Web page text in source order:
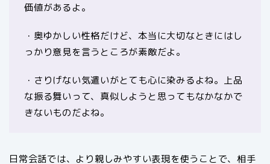
価値があるよ。
・奥ゆかしい性格だけど、本当に大切なときにはし
っかり意見を言うところが素敵だよ。
・さりげない気遣いがとても心に染みるよね。上品
な振る舞いって、真似しようと思ってもなかなかで
きないものだよね。
日常会話では、より親しみやすい表現を使うことで、相手